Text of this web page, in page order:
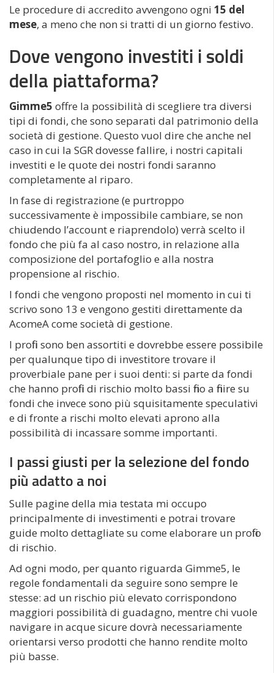
Le procedure di accredito avvengono ogni 15 del
mese, a meno che non si tratti di un giorno festivo.
Dove vengono investiti i soldi
della piattaforma?
Gimme5 offre la possibilità di scegliere tra diversi
tipi di fondi, che sono separati dal patrimonio della
società di gestione. Questo vuol dire che anche nel
caso in cui la SGR dovesse fallire, i nostri capitali
investiti e le quote dei nostri fondi saranno
completamente al riparo.
In fase di registrazione (e purtroppo
successivamente è impossibile cambiare, se non
chiudendo l’account e riaprendolo) verrà scelto il
fondo che più fa al caso nostro, in relazione alla
composizione del portafoglio e alla nostra
propensione al rischio.
I fondi che vengono proposti nel momento in cui ti
scrivo sono 13 e vengono gestiti direttamente da
AcomeA come società di gestione.
I profili sono ben assortiti e dovrebbe essere possibile
per qualunque tipo di investitore trovare il
proverbiale pane per i suoi denti: si parte da fondi
che hanno profili di rischio molto bassi fino a finire su
fondi che invece sono più squisitamente speculativi
e di fronte a rischi molto elevati aprono alla
possibilità di incassare somme importanti.
I passi giusti per la selezione del fondo
più adatto a noi
Sulle pagine della mia testata mi occupo
principalmente di investimenti e potrai trovare
guide molto dettagliate su come elaborare un profilo
di rischio.
Ad ogni modo, per quanto riguarda Gimme5, le
regole fondamentali da seguire sono sempre le
stesse: ad un rischio più elevato corrispondono
maggiori possibilità di guadagno, mentre chi vuole
navigare in acque sicure dovrà necessariamente
orientarsi verso prodotti che hanno rendite molto
più basse.